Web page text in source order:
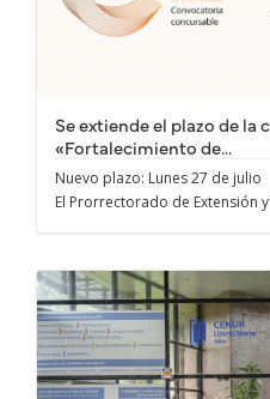
Se extiende el plazo de la
«Fortalecimiento de...
Nuevo plazo: Lunes 27 de julio
El Prorrectorado de Extensión